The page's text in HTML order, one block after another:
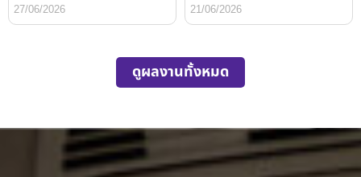
27/06/2026 21/06/2026
ดูผลงานทั้งหมด